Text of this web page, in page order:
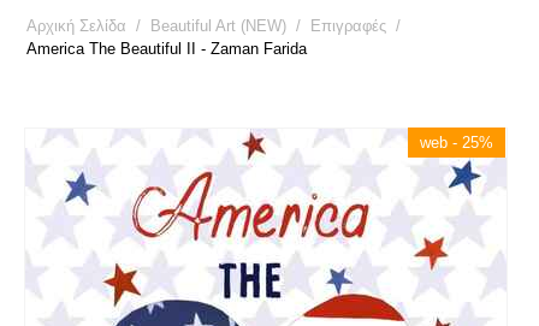
Αρχική Σελίδα / Beautiful Art (NEW) / Επιγραφές /
America The Beautiful II - Zaman Farida
web - 25%